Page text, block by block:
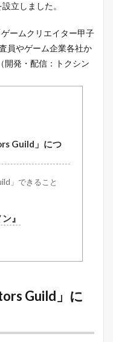
立しました。
ームクリエイター甲子
員やゲーム企業各社か
開発・配信：トクシン
Guild」につ
」できること
』
Guild」に